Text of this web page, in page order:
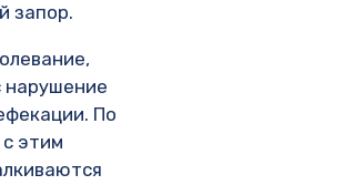
запор.
нарушение
По
этим